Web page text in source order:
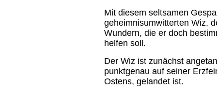
Mit diesem seltsamen
geheimnisumwitterten Wiz,
Wundern, die er doch
helfen soll.
Der Wiz ist zunächst
punktgenau auf seiner
Ostens, gelandet ist.